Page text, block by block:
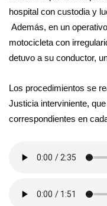
hospital con custodia y
Además, en un
motocicleta con
detuvo a su conductor,
Los procedimientos se
Justicia interviniente,
correspondientes en